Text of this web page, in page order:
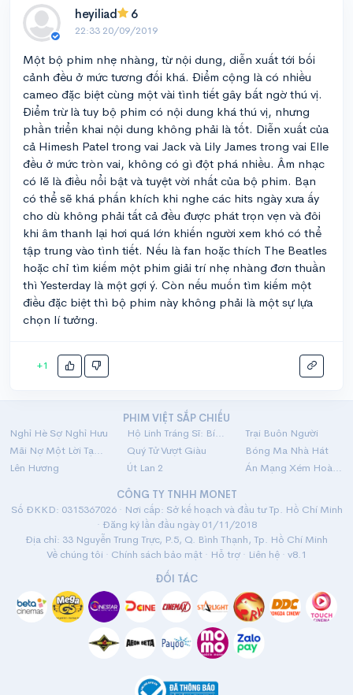
heyiliad 6
22:33 20/09/2019
Một bộ phim nhẹ nhàng, từ nội dung, diễn xuất tới bối
cảnh đều ở mức tương đối khá. Điểm cộng là có nhiều
cameo đặc biệt cùng một vài tình tiết gây bất ngờ thú vị.
Điểm trừ là tuy bộ phim có nội dung khá thú vị, nhưng
phần triển khai nội dung không phải là tốt. Diễn xuất của
cả Himesh Patel trong vai Jack và Lily James trong vai Elle
đều ở mức tròn vai, không có gì đột phá nhiều. Âm nhạc
có lẽ là điều nổi bật và tuyệt vời nhất của bộ phim. Bạn
có thể sẽ khá phấn khích khi nghe các hits ngày xưa ấy
cho dù không phải tất cả đều được phát trọn vẹn và đôi
khi âm thanh lại hơi quá lớn khiến người xem khó có thể
tập trung vào tình tiết. Nếu là fan hoặc thích The Beatles
hoặc chỉ tìm kiếm một phim giải trí nhẹ nhàng đơn thuần
thì Yesterday là một gợi ý. Còn nếu muốn tìm kiếm một
điều đặc biệt thì bộ phim này không phải là một sự lựa
chọn lí tưởng.
+1
PHIM VIỆT SẮP CHIẾU
Nghỉ Hè Sợ Nghỉ Hưu
Hộ Linh Tráng Sĩ: Bí Ẩn Mộ Vua Đinh
Trại Buôn Người
Mãi Nợ Một Lời Tạm Biệt
Quý Tử Vượt Giàu
Bóng Ma Nhà Hát
Lên Hương
Út Lan 2
Án Mạng Xém Hoàn Hảo
CÔNG TY TNHH MONET
Số ĐKKD: 0315367026 · Nơi cấp: Sở kế hoạch và đầu tư Tp. Hồ Chí Minh
· Đăng ký lần đầu ngày 01/11/2018
Địa chỉ: 33 Nguyễn Trung Trực, P.5, Q. Bình Thạnh, Tp. Hồ Chí Minh
Về chúng tôi · Chính sách bảo mật · Hỗ trợ · Liên hệ · v8.1
ĐỐI TÁC